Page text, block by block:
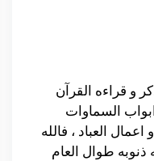
و قراءه القرآن
السماوات
العباد ، فالله
ذنوبه طوال العام